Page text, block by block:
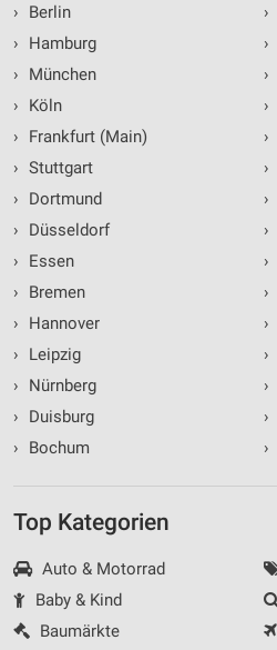
›
Berlin
›
Hamburg
›
München
›
Köln
›
Frankfurt (Main)
› Stuttgart
›
Dortmund
›
Düsseldorf
›
Essen
›
Bremen
›
Hannover
›
Leipzig
›
Nürnberg
›
Duisburg
›
Bochum
›
›
›
›
›
›
›
›
›
›
›
›
›
›
›
Top Kategorien
Auto & Motorrad
Baby & Kind
Baumärkte